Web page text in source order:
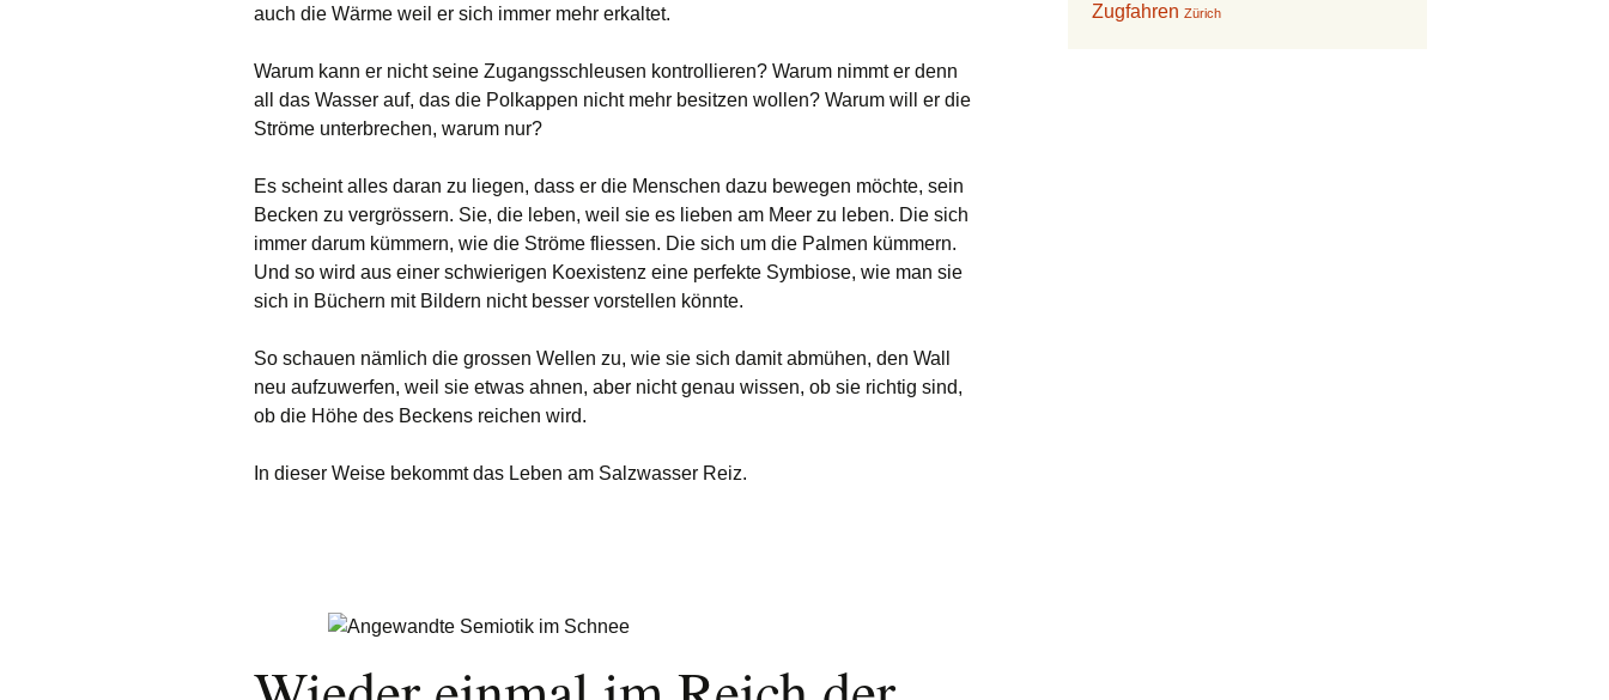
auch die Wärme weil er sich immer mehr erkaltet.
Warum kann er nicht seine Zugangsschleusen kontrollieren? Warum nimmt er denn
all das Wasser auf, das die Polkappen nicht mehr besitzen wollen? Warum will er die
Ströme unterbrechen, warum nur?
Es scheint alles daran zu liegen, dass er die Menschen dazu bewegen möchte, sein
Becken zu vergrössern. Sie, die leben, weil sie es lieben am Meer zu leben. Die sich
immer darum kümmern, wie die Ströme fliessen. Die sich um die Palmen kümmern.
Und so wird aus einer schwierigen Koexistenz eine perfekte Symbiose, wie man sie
sich in Büchern mit Bildern nicht besser vorstellen könnte.
So schauen nämlich die grossen Wellen zu, wie sie sich damit abmühen, den Wall
neu aufzuwerfen, weil sie etwas ahnen, aber nicht genau wissen, ob sie richtig sind,
ob die Höhe des Beckens reichen wird.
In dieser Weise bekommt das Leben am Salzwasser Reiz.
Zugfahren Zürich